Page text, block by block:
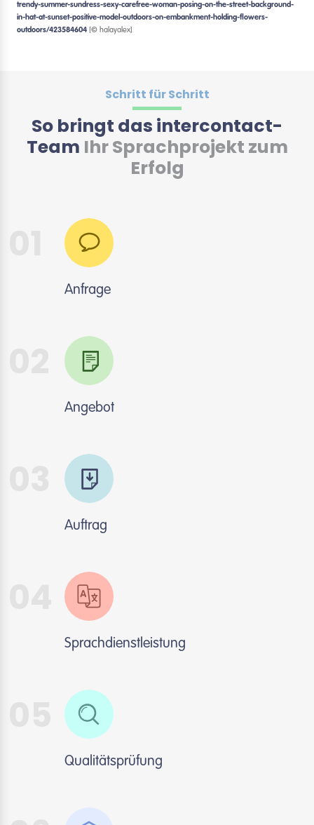
trendy-summer-sundress-sexy-carefree-woman-posing-on-the-street-background-
in-hat-at-sunset-positive-model-outdoors-on-embankment-holding-flowers-
outdoors/423584604 [© halayalex]
Schritt für Schritt
So bringt das intercontact-
Team Ihr Sprachprojekt zum
Erfolg
Anfrage
Angebot
Auftrag
Sprachdienstleistung
Qualitätsprüfung